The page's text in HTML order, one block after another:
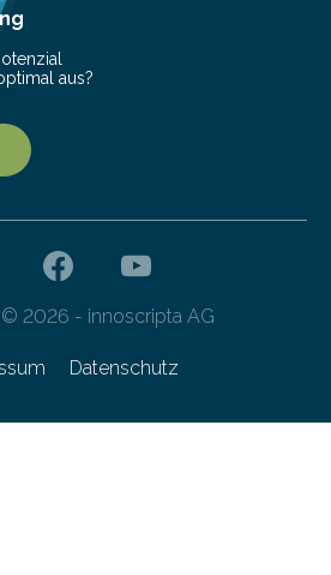
Partnering Event zum
„Datenrekonstruktion…
aus?
2026 - innoscripta AG
Datenschutz